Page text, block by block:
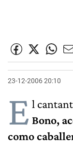
23-12-2006 20:10
E l
Bono,
como